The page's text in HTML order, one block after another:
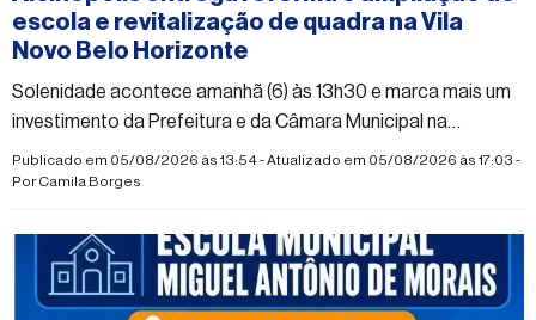
escola e revitalização de quadra na Vila
Novo Belo Horizonte
Solenidade acontece amanhã (6) às 13h30 e marca mais um
investimento da Prefeitura e da Câmara Municipal na
infraestrutura da educação do município
Publicado em 05/08/2026 às 13:54 - Atualizado em 05/08/2026 às 17:03 -
PorCamila Borges